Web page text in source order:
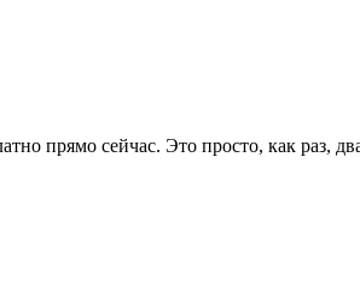
прямо сейчас. Это просто, как раз,